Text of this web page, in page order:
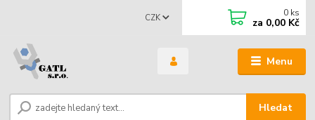
Menu
CZK
Hledat
0 ks
za 0,00 Kč